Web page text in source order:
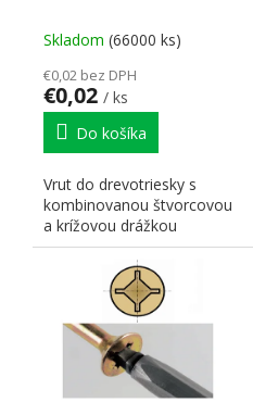
Skladom (66000 ks)
€0,02 bez DPH
€0,02 / ks
Do košíka
Vrut do drevotriesky s
kombinovanou štvorcovou
a krížovou drážkou